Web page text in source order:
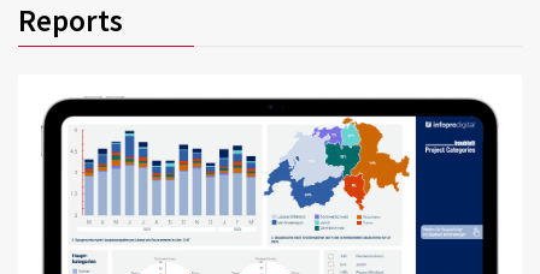
Reports